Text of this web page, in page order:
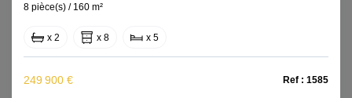
8 pièce(s) / 160 m²
x 2 x 8 x 5
249 900 € Ref : 1585